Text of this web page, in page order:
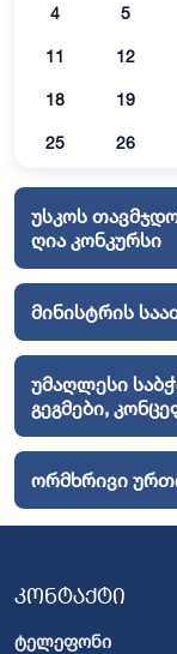
4 5
11 12
18 19
25 26
უსკოს
ღია კონკურსი
მინისტრის
უმაღლესი
გეგმები,
ორმხრივი
კონტაქტი
ტელეფონი